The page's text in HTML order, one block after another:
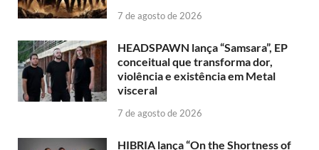
7 de agosto de 2026
HEADSPAWN lança “Samsara”, EP
conceitual que transforma dor,
violência e existência em Metal
visceral
7 de agosto de 2026
HIBRIA lança “On the Shortness of